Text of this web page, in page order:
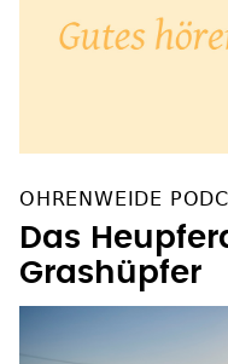
OHRENWEIDE
Das
Grashüpfer